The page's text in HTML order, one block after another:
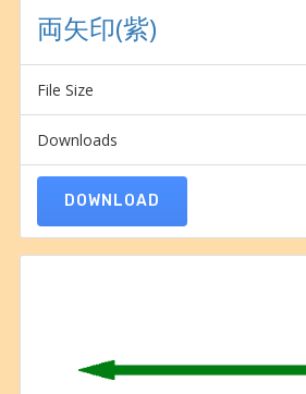
両矢印(紫)
File Size
Downloads
DOWNLOAD